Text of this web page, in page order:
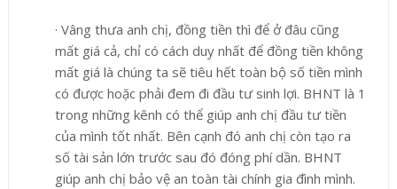
· Vâng thưa anh chị, đồng tiền thì để ở đâu cũng
mất giá cả, chỉ có cách duy nhất để đồng tiền không
mất giá là chúng ta sẽ tiêu hết toàn bộ số tiền mình
có được hoặc phải đem đi đầu tư sinh lợi. BHNT là 1
trong những kênh có thể giúp anh chị đầu tư tiền
của mình tốt nhất. Bên cạnh đó anh chị còn tạo ra
số tài sản lớn trước sau đó đóng phí dần. BHNT
giúp anh chị bảo vệ an toàn tài chính gia đình mình.